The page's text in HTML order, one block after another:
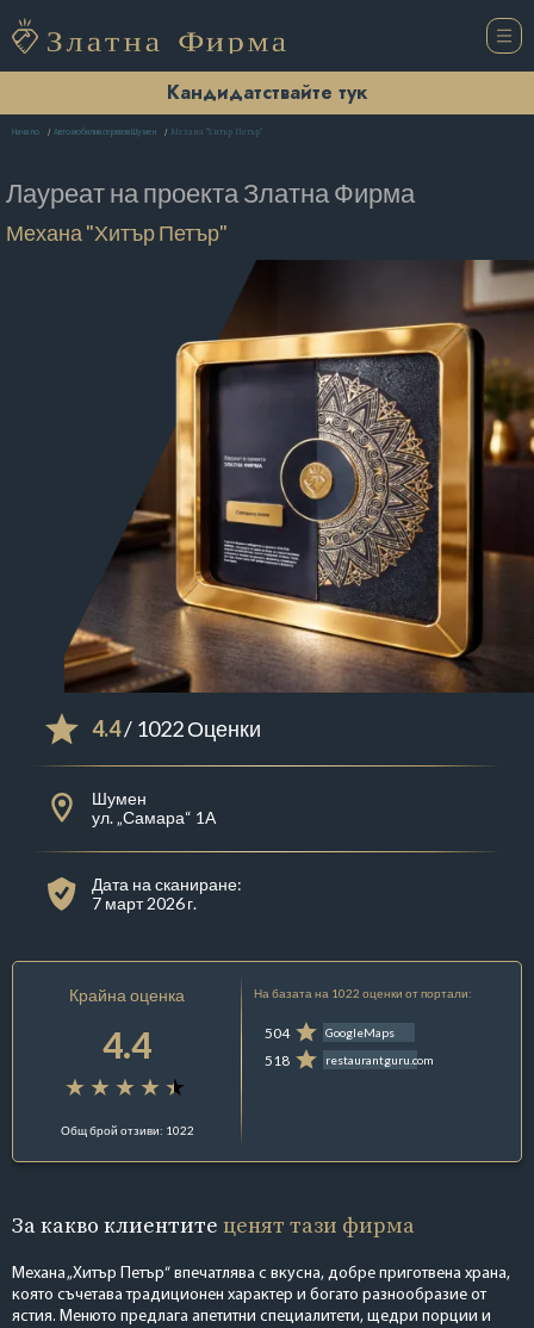
Кандидатствайте тук
Начало Автомобилни сервизи Шумен Механа "Хитър Петър"
Лауреат на проектаЗлатна Фирма
Механа "Хитър Петър"
4.4/ 1022 Оценки
Шумен
ул. „Самара“ 1А
Дата на сканиране:
7 март 2026 г.
Крайна оценка
4.4
Общ брой отзиви: 1022
На базата на 1022 оценки от портали:
504 GoogleMaps
518 restaurantguru.com
За какво клиентите ценят тази фирма
Механa „Хитър Петър“ впечатлява с вкусна, добре приготвена храна,
която съчетава традиционен характер и богато разнообразие от
ястия. Менюто предлага апетитни специалитети, щедри порции и